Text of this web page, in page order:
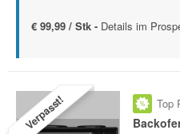
€ 99,99 / Stk - Details im
Verpasst! Top